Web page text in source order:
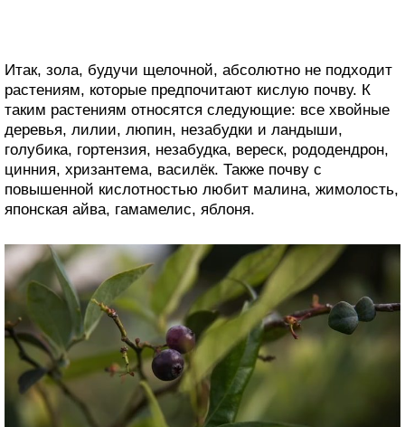
Итак, зола, будучи щелочной, абсолютно не подходит
растениям, которые предпочитают кислую почву. К
таким растениям относятся следующие: все хвойные
деревья, лилии, люпин, незабудки и ландыши,
голубика, гортензия, незабудка, вереск, рододендрон,
цинния, хризантема, василёк. Также почву с
повышенной кислотностью любит малина, жимолость,
японская айва, гамамелис, яблоня.